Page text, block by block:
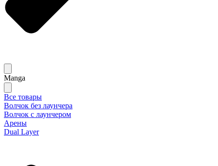
Manga
Все товары
Волчок без лаунчера
Волчок с лаунчером
Арены
Dual Layer